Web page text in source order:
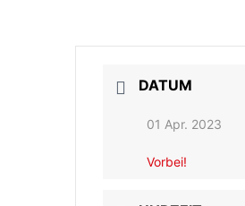
DATUM
01 Apr. 2023
Vorbei!